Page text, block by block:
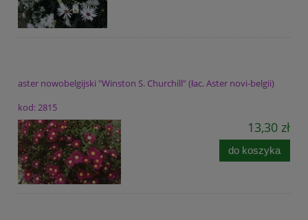
aster nowobelgijski "Winston S. Churchill" (łac. Aster novi-belgii)
kod: 2815
13,30 zł
do koszyka